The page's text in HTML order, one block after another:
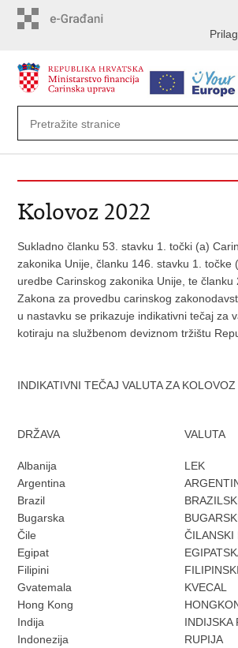
Kolovoz 2022
Sukladno članku 53. stavku 1. točki (a)
zakonika Unije, članku 146. stavku 1. točke
uredbe Carinskog zakonika Unije, te članku
Zakona za provedbu carinskog
u nastavku se prikazuje indikativni tečaj za
kotiraju na službenom deviznom tržištu
INDIKATIVNI TEČAJ VALUTA ZA
DRŽAVA VALUTA
Albanija
LEK
Argentina
Brazil
Bugarska
Čile
ČILANSKI
Egipat
Filipini
Gvatemala
KVECAL
Hong Kong
Indija
INDIJSKA
Indonezija
RUPIJA